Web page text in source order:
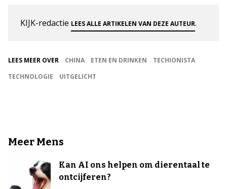
KIJK-redactie LEES ALLE ARTIKELEN VAN DEZE AUTEUR.
LEES MEER OVER CHINA ETEN EN DRINKEN
TECHIONISTA
TECHNOLOGIE
UITGELICHT
Meer Mens
Kan AI ons helpen om dierentaal te
ontcijferen?